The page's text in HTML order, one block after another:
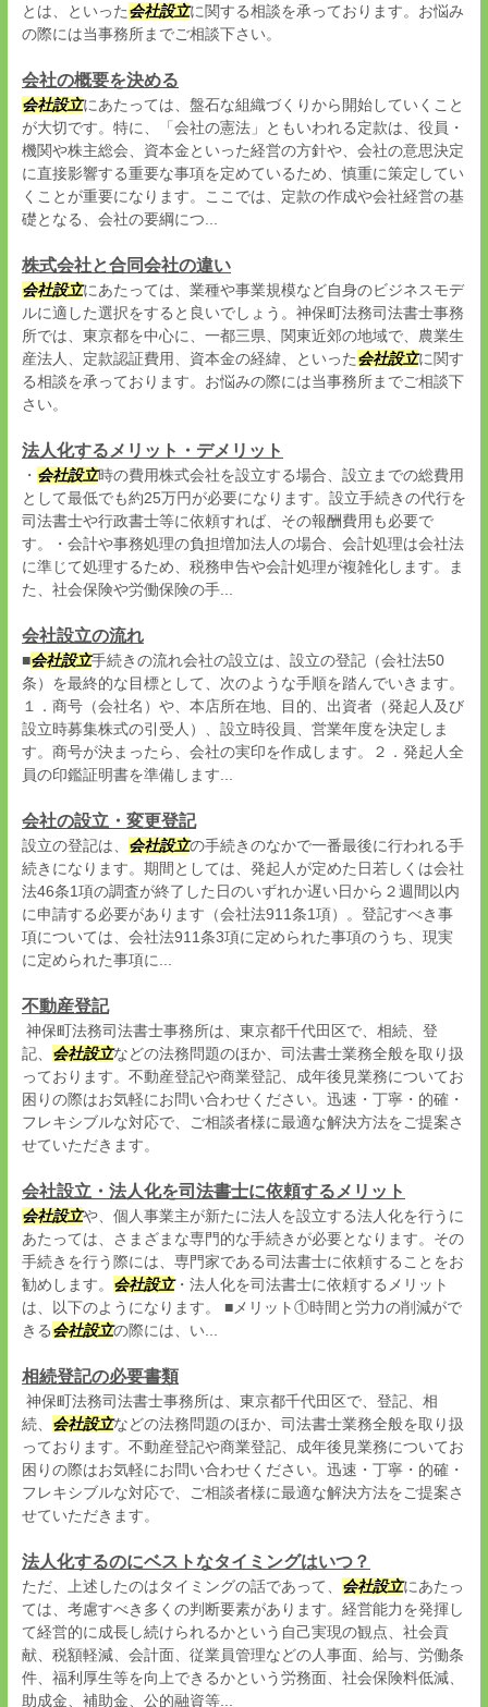
とは、といった会社設立に関する相談を承っております。お悩み
の際には当事務所までご相談下さい。
会社の概要を決める
会社設立にあたっては、盤石な組織づくりから開始していくこと
が大切です。特に、「会社の憲法」ともいわれる定款は、役員・
機関や株主総会、資本金といった経営の方針や、会社の意思決定
に直接影響する重要な事項を定めているため、慎重に策定してい
くことが重要になります。ここでは、定款の作成や会社経営の基
礎となる、会社の要綱につ...
株式会社と合同会社の違い
会社設立にあたっては、業種や事業規模など自身のビジネスモデ
ルに適した選択をすると良いでしょう。神保町法務司法書士事務
所では、東京都を中心に、一都三県、関東近郊の地域で、農業生
産法人、定款認証費用、資本金の経緯、といった会社設立に関す
る相談を承っております。お悩みの際には当事務所までご相談下
さい。
法人化するメリット・デメリット
・ 会社設立時の費用株式会社を設立する場合、設立までの総費用
として最低でも約25万円が必要になります。設立手続きの代行を
司法書士や行政書士等に依頼すれば、その報酬費用も必要で
す。・会計や事務処理の負担増加法人の場合、会計処理は会社法
に準じて処理するため、税務申告や会計処理が複雑化します。ま
た、社会保険や労働保険の手...
会社設立の流れ
■会社設立手続きの流れ会社の設立は、設立の登記（会社法50
条）を最終的な目標として、次のような手順を踏んでいきます。
１．商号（会社名）や、本店所在地、目的、出資者（発起人及び
設立時募集株式の引受人）、設立時役員、営業年度を決定しま
す。商号が決まったら、会社の実印を作成します。２．発起人全
員の印鑑証明書を準備します...
会社の設立・変更登記
設立の登記は、 会社設立の手続きのなかで一番最後に行われる手
続きになります。期間としては、発起人が定めた日若しくは会社
法46条1項の調査が終了した日のいずれか遅い日から２週間以内
に申請する必要があります（会社法911条1項）。登記すべき事
項については、会社法911条3項に定められた事項のうち、現実
に定められた事項に...
不動産登記
神保町法務司法書士事務所は、東京都千代田区で、相続、登
記、 会社設立などの法務問題のほか、司法書士業務全般を取り扱
っております。不動産登記や商業登記、成年後見業務についてお
困りの際はお気軽にお問い合わせください。迅速・丁寧・的確・
フレキシブルな対応で、ご相談者様に最適な解決方法をご提案さ
せていただきます。
会社設立・法人化を司法書士に依頼するメリット
会社設立や、個人事業主が新たに法人を設立する法人化を行うに
あたっては、さまざまな専門的な手続きが必要となります。その
手続きを行う際には、専門家である司法書士に依頼することをお
勧めします。 会社設立・法人化を司法書士に依頼するメリット
は、以下のようになります。 ■メリット①時間と労力の削減がで
きる会社設立の際には、い...
相続登記の必要書類
神保町法務司法書士事務所は、東京都千代田区で、登記、相
続、 会社設立などの法務問題のほか、司法書士業務全般を取り扱
っております。不動産登記や商業登記、成年後見業務についてお
困りの際はお気軽にお問い合わせください。迅速・丁寧・的確・
フレキシブルな対応で、ご相談者様に最適な解決方法をご提案さ
せていただきます。
法人化するのにベストなタイミングはいつ？
ただ、上述したのはタイミングの話であって、 会社設立にあたっ
ては、考慮すべき多くの判断要素があります。経営能力を発揮し
て経営的に成長し続けられるかという自己実現の観点、社会貢
献、税額軽減、会計面、従業員管理などの人事面、給与、労働条
件、福利厚生等を向上できるかという労務面、社会保険料低減、
助成金、補助金、公的融資等...